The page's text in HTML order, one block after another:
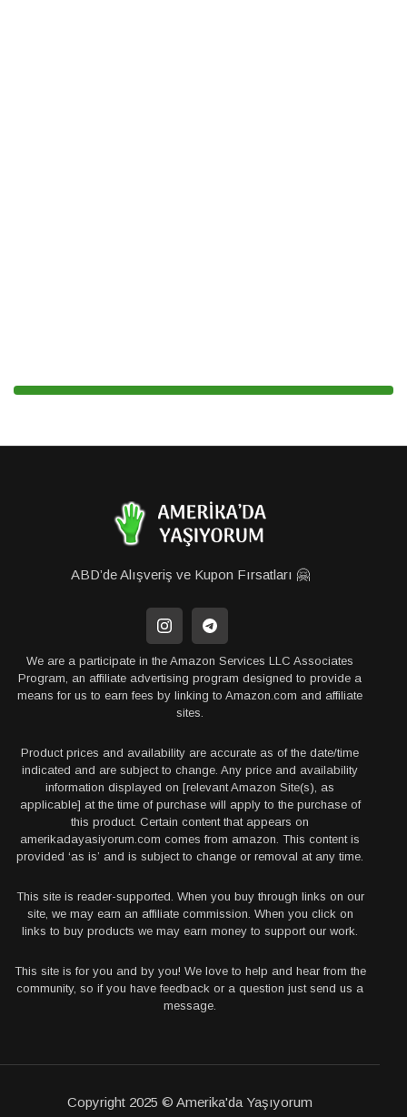
ABD’de Alışveriş ve Kupon Fırsatları 🤗
We are a participate in the Amazon Services LLC Associates
Program, an affiliate advertising program designed to provide a
means for us to earn fees by linking to Amazon.com and affiliate
sites.
Product prices and availability are accurate as of the date/time
indicated and are subject to change. Any price and availability
information displayed on [relevant Amazon Site(s), as
applicable] at the time of purchase will apply to the purchase of
this product. Certain content that appears on
amerikadayasiyorum.com comes from amazon. This content is
provided ‘as is’ and is subject to change or removal at any time.
This site is reader-supported. When you buy through links on our
site, we may earn an affiliate commission. When you click on
links to buy products we may earn money to support our work.
This site is for you and by you! We love to help and hear from the
community, so if you have feedback or a question just send us a
message.
Copyright 2025 © Amerika'da Yaşıyorum